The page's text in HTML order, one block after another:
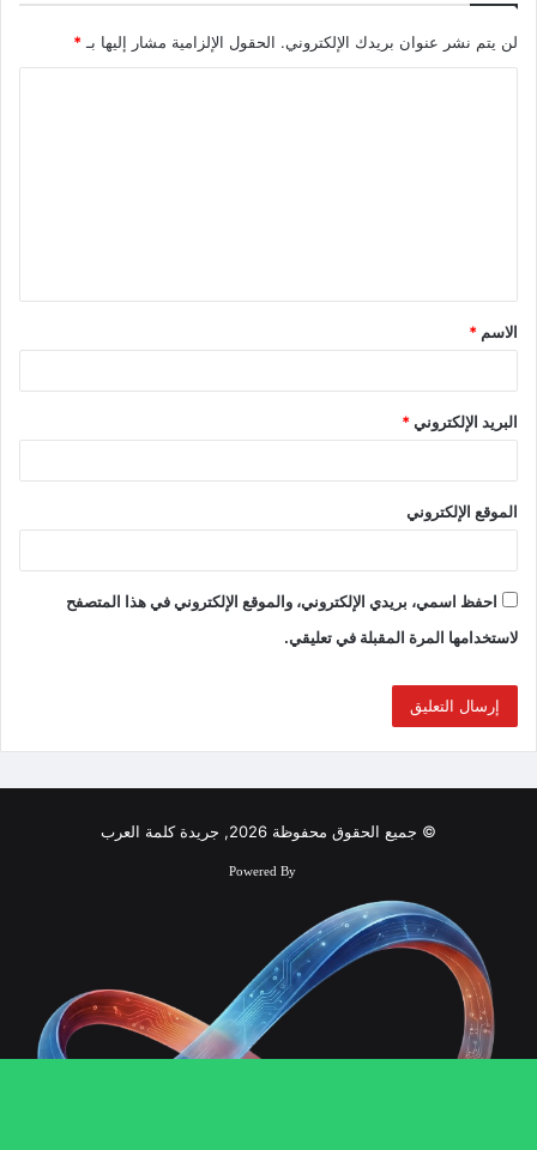
لن يتم نشر عنوان بريدك الإلكتروني. الحقول الإلزامية مشار إليها بـ *
الاسم *
البريد الإلكتروني*
الموقع الإلكتروني
احفظ اسمي، بريدي الإلكتروني، والموقع الإلكتروني في هذا المتصفح
لاستخدامها المرة المقبلة في تعليقي.
© جميع الحقوق محفوظة 2026, جريدة كلمة العرب